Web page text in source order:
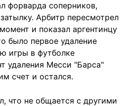
форварда соперников,
Арбитр пересмотрел
и показал аргентинцу
было первое удаление
игры в футболке
удаления Месси "Барса"
счет и остался.
что не общается с другими